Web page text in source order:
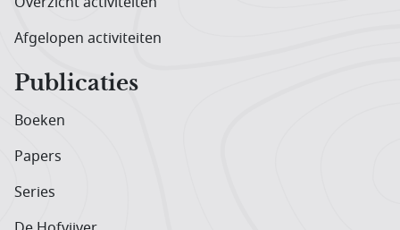
Afgelopen activiteiten
Publicaties
Boeken
Papers
Series